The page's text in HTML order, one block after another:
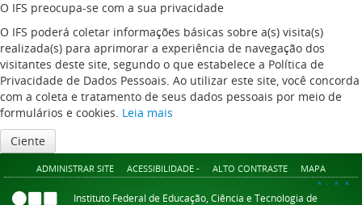
O IFS preocupa-se com a sua privacidade
O IFS poderá coletar informações básicas sobre a(s) visita(s)
realizada(s) para aprimorar a experiência de navegação dos
visitantes deste site, segundo o que estabelece a Política de
Privacidade de Dados Pessoais. Ao utilizar este site, você concorda
com a coleta e tratamento de seus dados pessoais por meio de
formulários e cookies. Leia mais
Ciente
ADMINISTRAR SITE ACESSIBILIDADE - ALTO CONTRASTE MAPA
A+ A A-
Instituto Federal de Educação, Ciência e Tecnologia de